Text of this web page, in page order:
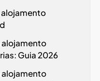
alojamento
Guia 2026
alojamento